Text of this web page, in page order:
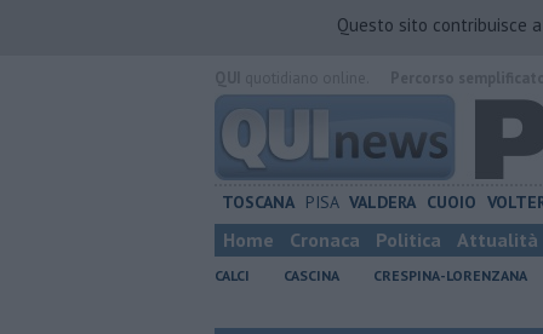
Questo sito contribuisce
TOSCANA PISA VALDERA CUOIO
Home Cronaca Politica Attualità
CALCI CASCINA CRESPINA-LORENZANA